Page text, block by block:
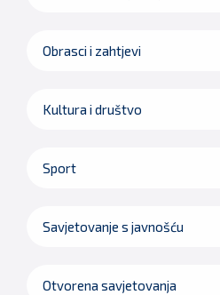
Obrasci i zahtjevi
Kultura i društvo
Sport
Savjetovanje s javnošću
Otvorena savjetovanja